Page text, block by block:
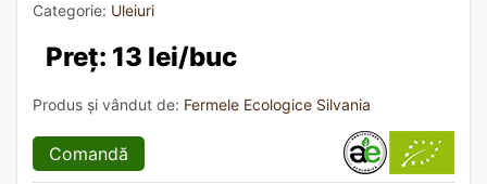
Categorie: Uleiuri
Preț: 13 lei/buc
Produs și vândut de: Fermele Ecologice Silvania
Comandă